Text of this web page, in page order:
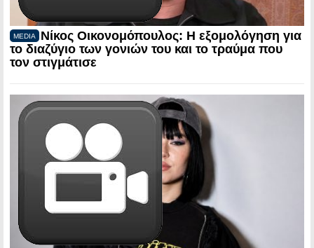
MEDIA
Νίκος Οικονομόπουλος: Η εξομολόγηση για
το διαζύγιο των γονιών του και το τραύμα που
τον στιγμάτισε